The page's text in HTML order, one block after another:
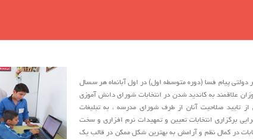
دولتی پیام فسا (دوره متوسطه اول) در اول آبانماه هر سسال
علاقمند به کاندید شدن در انتخابات شورای دانش آموزی
تایید صلاحیت آنان از طرف شورای مدرسه ، به تبلیغات
برگزاری انتخابات تعیین و تمهیدات نرم افزاری و سخت
در کمال نظم و آرامش به بهترین شکل ممکن در قالب یک